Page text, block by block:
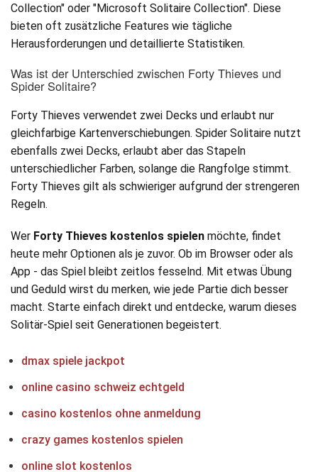
Collection" oder "Microsoft Solitaire Collection". Diese
bieten oft zusätzliche Features wie tägliche
Herausforderungen und detaillierte Statistiken.
Was ist der Unterschied zwischen Forty Thieves und
Spider Solitaire?
Forty Thieves verwendet zwei Decks und erlaubt nur
gleichfarbige Kartenverschiebungen. Spider Solitaire nutzt
ebenfalls zwei Decks, erlaubt aber das Stapeln
unterschiedlicher Farben, solange die Rangfolge stimmt.
Forty Thieves gilt als schwieriger aufgrund der strengeren
Regeln.
Wer Forty Thieves kostenlos spielen möchte, findet
heute mehr Optionen als je zuvor. Ob im Browser oder als
App - das Spiel bleibt zeitlos fesselnd. Mit etwas Übung
und Geduld wirst du merken, wie jede Partie dich besser
macht. Starte einfach direkt und entdecke, warum dieses
Solitär-Spiel seit Generationen begeistert.
dmax spiele jackpot
online casino schweiz echtgeld
casino kostenlos ohne anmeldung
crazy games kostenlos spielen
online slot kostenlos